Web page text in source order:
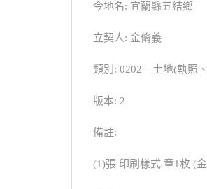
今地名: 宜蘭縣五結鄉
立契人: 金脩義
類別: 0202－土地(執照
版本: 2
備註:
(1)張 印刷樣式 章1枚 (